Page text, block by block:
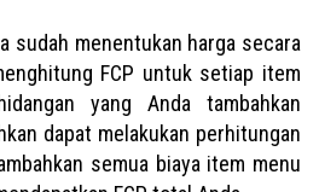
sudah menentukan harga secara
FCP untuk setiap item
yang Anda tambahkan
dapat melakukan perhitungan
semua biaya item menu